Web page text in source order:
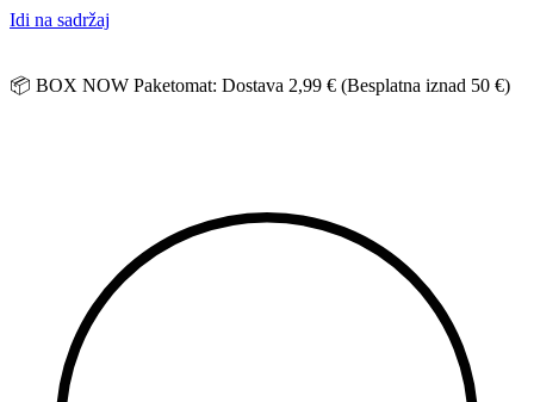
Idi na sadržaj
📦 BOX NOW Paketomat: Dostava 2,99 € (Besplatna iznad 50 €)